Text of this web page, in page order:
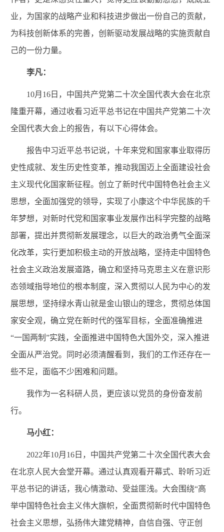
业，为国家的战略产业和科技进步做出一份自己的贡献，
为科技创新体系的完善，创新驱动发展战略的实施贡献自
己的一份力量。
李凡：
10月16日，中国共产党第二十次全国代表大会在北京
隆重开幕，通过收看习近平总书记在中国共产党第二十次
全国代表大会上的报告，有以下心得体会。
报告中习近平总书记说，十年来党和国家事业取得历
史性成就、发生历史性变革，推动我国迈上全面建设社会
主义现代化国家新征程。创立了新时代中国特色社会主义
思想，全面加强党的领导，实现了小康这个中华民族的千
年梦想，对新时代党和国家事业发展作出科学完整的战略
部署，提出并贯彻新发展理念，以巨大的政治勇气全面深
化改革，实行更加积极主动的开放战略，坚持走中国特色
社会主义政治发展道路，确立和坚持马克思主义在意识形
态领域指导地位的根本制度，深入贯彻以人民为中心的发
展思想，坚持绿水青山就是金山银山的理念，贯彻总体国
家安全观，确立党在新时代的强军目标，全面准确推进
“一国两制”实践，全面推进中国特色大国外交，深入推进
全面从严治党。同时必须清醒看到，我们的工作还存在一
些不足，面临不少困难和问题。
我作为一名科研人员，更应该以党员的身份奋发前
行。
马小红：
2022年10月16 日，中国共产党第二十次全国代表大会
在北京人民大会堂开幕。通过认真观看开幕式、聆听习近
平总书记的讲话，我心情激动、受益匪浅。大会围绕“高
举中国特色社会主义伟大旗帜，全面贯彻新时代中国特色
社会主义思想，弘扬伟大建党精神，自信自强、守正创